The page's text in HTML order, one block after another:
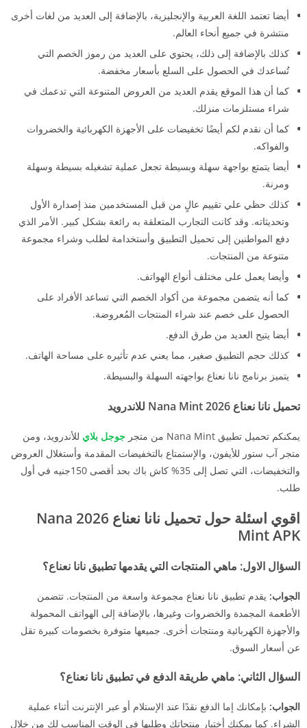
أيضا تعتمد اللغة العربية والإنجليزية، بالإضافة إلى العديد من لغات أخرى
منتشرة في جميع أنحاء العالم.
كذلك بالإضافة إلى ذلك، يحتوي على العديد من رموز الخصم التي
تُساعدك في الحصول على السلع بأسعار مخفضة.
كما أن هذا الموقع يقدم العديد من العروض المتنوعة التي تدعمك في
شراء مستلزمات منزلك.
كما أن نقدم لكم أيضًا تخفيضات على الأجهزة الكهربائية والخضروات
والفواكه.
أيضا يتمتع بواجهة سهلة وبسيطة تجعل عملية تشغيله بسيطة وسهلة
ومرنة.
كذلك حظي علي تقييم عالٍ من قبل المستخدمين منذ إصدارة الأول
وتحديثاته. وقد كانت التجارب المتعلقة به رائعة بشكل كبير. الأمر الذي
دفع المواطنين إلى تحميل التطبيق وأستخدامة لطلب وشراء مجموعة
متنوعة من المنتجات.
وأيضا يعمل على مختلف أنواع الهواتف.
كما أنه يتضمن مجموعة من أكواد الخصم التي تساعد الأفراد على
الحصول على خصم عند شراء المنتجات المُعروضة.
أيضا يتيح العديد من طرق الدفع.
كذلك حجم التطبيق صغير، مما يعني عدم تأثيره على مساحة الهاتف.
يتميز برنامج نانا نعناع بواجهته السهلة والبسيطة.
تحميل نانا نعناع 2026 Nana Mint للاندرويد
يمكنكم تحميل تطبيق Nana Mint من متجر جوجل بلاي للأندرويد، ومن
متجر آب ستور للأيفون، والإستمتاع بالتخفيضات المقدمة وأستغلال العروض
والتخفيضات، التي تصل إلى 35% كاش باك بحد أقصى 150جنيه في أول
طلب.
اقوي اسئلة حول تحميل نانا نعناع 2026 Nana
Mint APK
السؤال الاول: ماهي المنتجات التي يقدمها تطبيق نانا نعناع؟
الجواب: يقدم تطبيق نانا نعناع مجموعة واسعة من المنتجات. تتضمن
الأطعمة المجمدة والخضروات وغيرها، بالإضافة إلى الهواتف المحمولة
والأجهزة الكهربائية ومنتجات أخرى. جميعها متوفرة بخصومات كبيرة تقل
عن أسعار السوق.
السؤال الثاني: ماهي طريقة الدفع في تطبيق نانا نعناع؟
الجواب: بإمكانك إما الدفع نقدًا عند الإستلام أو عبر الإنترنت أثناء عملية
الشراء. كما يمكنك أختيار منتجاتك وطلبها في الوقت المناسب لك من خلال